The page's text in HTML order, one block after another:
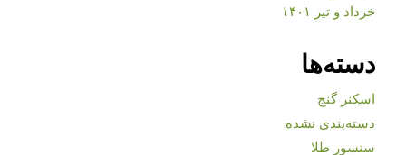
خرداد و تیر ۱۴۰۱
دسته‌ها
اسکنر گنج
دسته‌بندی نشده
سنسور طلا